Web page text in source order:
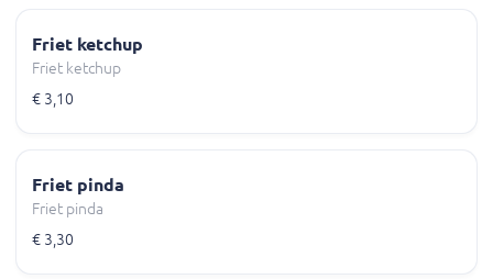
Friet ketchup
Friet ketchup
€ 3,10
Friet pinda
Friet pinda
€ 3,30